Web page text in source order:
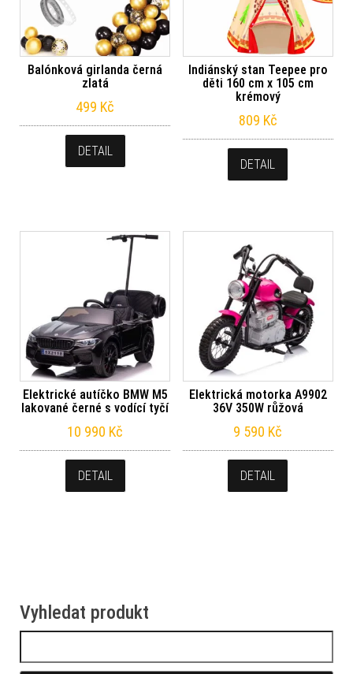
Balónková girlanda černá
zlatá
499 Kč
DETAIL
Indiánský stan Teepee pro
děti 160 cm x 105 cm
krémový
809 Kč
DETAIL
Elektrické autíčko BMW M5
lakované černé s vodící tyčí
10 990 Kč
DETAIL
Elektrická motorka A9902
36V 350W růžová
9 590 Kč
DETAIL
Vyhledat produkt